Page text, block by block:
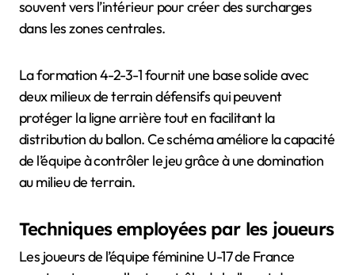
souvent vers l’intérieur pour créer des surcharges
dans les zones centrales.
La formation 4-2-3-1 fournit une base solide avec
deux milieux de terrain défensifs qui peuvent
protéger la ligne arrière tout en facilitant la
distribution du ballon. Ce schéma améliore la capacité
de l’équipe à contrôler le jeu grâce à une domination
au milieu de terrain.
Techniques employées par les joueurs
Les joueurs de l’équipe féminine U-17 de France